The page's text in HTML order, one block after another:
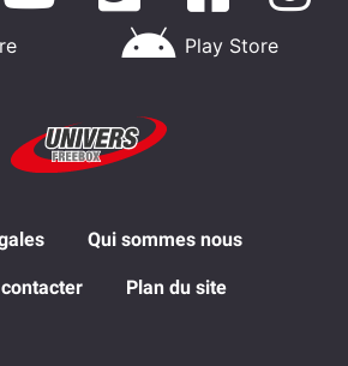
Play Store
Qui sommes nous
Plan du site